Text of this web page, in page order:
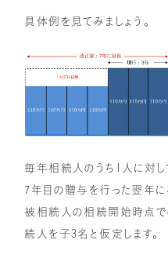
具体例を見てみましょう。
毎年相続人のうち1人に対
7年目の贈与を行った翌年に
被相続人の相続開始時点
続人を子3名と仮定します。